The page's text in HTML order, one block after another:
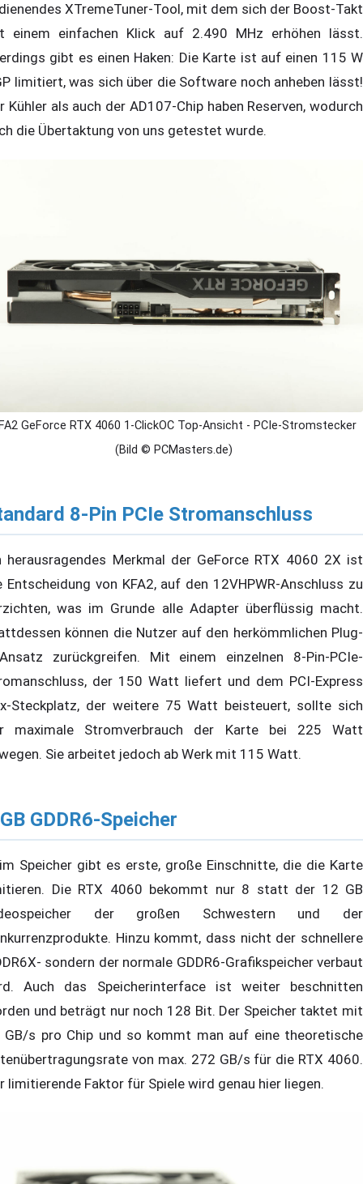
XTremeTuner-Tool, mit dem sich der Boost-Takt
einem einfachen Klick auf 2.490 MHz erhöhen lässt.
gibt es einen Haken: Die Karte ist auf einen 115 W
limitiert, was sich über die Software noch anheben lässt!
Kühler als auch der AD107-Chip haben Reserven, wodurch
die Übertaktung von uns getestet wurde.
GeForce RTX 4060 1-ClickOC Top-Ansicht - PCIe-Stromstecker
(Bild © PCMasters.de)
8-Pin PCIe Stromanschluss
herausragendes Merkmal der GeForce RTX 4060 2X ist
Entscheidung von KFA2, auf den 12VHPWR-Anschluss zu
was im Grunde alle Adapter überflüssig macht.
können die Nutzer auf den herkömmlichen Plug-
zurückgreifen. Mit einem einzelnen 8-Pin-PCIe-
der 150 Watt liefert und dem PCI-Express
Steckplatz, der weitere 75 Watt beisteuert, sollte sich
maximale Stromverbrauch der Karte bei 225 Watt
Sie arbeitet jedoch ab Werk mit 115 Watt.
GDDR6-Speicher
Speicher gibt es erste, große Einschnitte, die die Karte
Die RTX 4060 bekommt nur 8 statt der 12 GB
der großen Schwestern und der
Hinzu kommt, dass nicht der schnellere
sondern der normale GDDR6-Grafikspeicher verbaut
Auch das Speicherinterface ist weiter beschnitten
und beträgt nur noch 128 Bit. Der Speicher taktet mit
GB/s pro Chip und so kommt man auf eine theoretische
von max. 272 GB/s für die RTX 4060.
limitierende Faktor für Spiele wird genau hier liegen.